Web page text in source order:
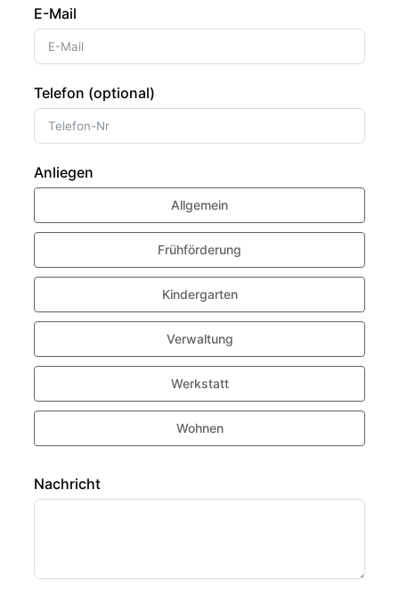
E-Mail
Telefon (optional)
Anliegen
Allgemein
Frühförderung
Kindergarten
Verwaltung
Werkstatt
Wohnen
Nachricht